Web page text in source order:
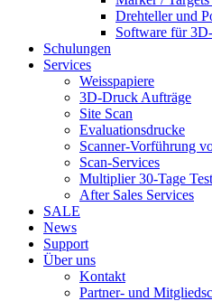
Drehteller und
Software für
Schulungen
Services
Weisspapiere
3D-Druck Aufträge
Site Scan
Evaluationsdrucke
Scanner-Vorführung
Scan-Services
Multiplier 30-Tage Test
After Sales Services
SALE
News
Support
Über uns
Kontakt
Partner- und